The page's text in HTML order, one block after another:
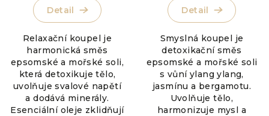
Detail
Relaxační koupel je
harmonická směs
epsomské a mořské soli,
která detoxikuje tělo,
uvolňuje svalové napětí
a dodává minerály.
Esenciální oleje zklidňují
Detail
Smyslná koupel je
detoxikační směs
epsomské a mořské soli
s vůní ylang ylang,
jasmínu a bergamotu.
Uvolňuje tělo,
harmonizuje mysl a